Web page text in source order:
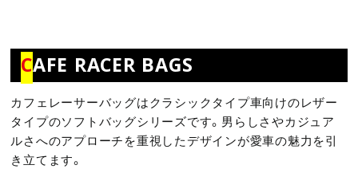
CAFE RACER BAGS
カフェレーサーバッグはクラシックタイプ車向けのレザー
タイプのソフトバッグシリーズです。男らしさやカジュア
ルさへのアプローチを重視したデザインが愛車の魅力を引
き立てます。